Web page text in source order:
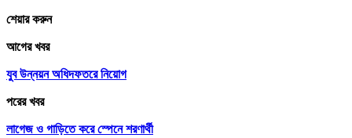
শেয়ার করুন
আগের খবর
যুব উন্নয়ন অধিদফতরে নিয়োগ
পরের খবর
লাগেজ ও গাড়িতে করে স্পেনে শরণার্থী